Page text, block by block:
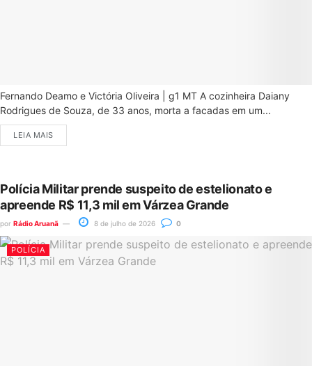
Fernando Deamo e Victória Oliveira | g1 MT A cozinheira Daiany
Rodrigues de Souza, de 33 anos, morta a facadas em um...
LEIA MAIS
Polícia Militar prende suspeito de estelionato e
apreende R$ 11,3 mil em Várzea Grande
por Rádio Aruanã 8 de julho de 2026 0
POLÍCIA